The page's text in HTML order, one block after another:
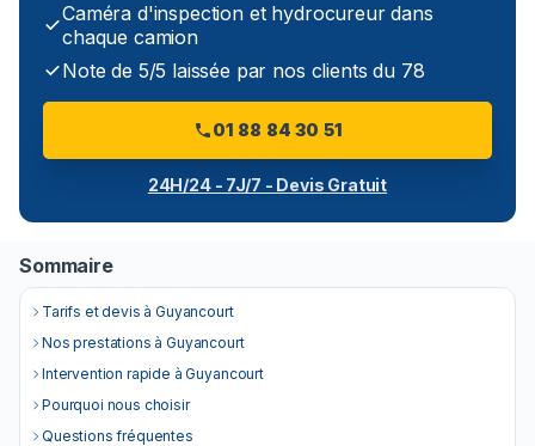
Caméra d'inspection et hydrocureur dans
chaque camion
Note de 5/5 laissée par nos clients du 78
01 88 84 30 51
24H/24 - 7J/7 - Devis Gratuit
Sommaire
Tarifs et devis à Guyancourt
Nos prestations à Guyancourt
Intervention rapide à Guyancourt
Pourquoi nous choisir
Questions fréquentes